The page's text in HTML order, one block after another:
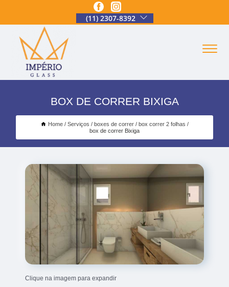
(11) 2307-8392
BOX DE CORRER BIXIGA
Home Serviços boxes de correr
box correr 2 folhas
box de correr Bixiga
Clique na imagem para expandir